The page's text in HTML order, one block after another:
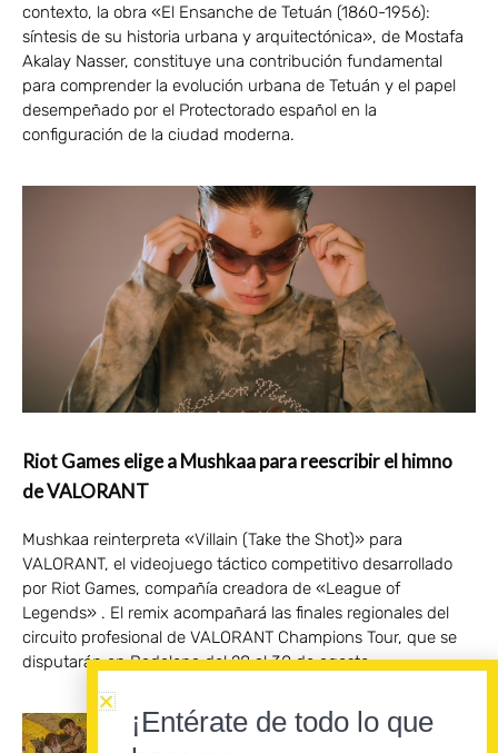
contexto, la obra «El Ensanche de Tetuán (1860-1956):
síntesis de su historia urbana y arquitectónica», de Mostafa
Akalay Nasser, constituye una contribución fundamental
para comprender la evolución urbana de Tetuán y el papel
desempeñado por el Protectorado español en la
configuración de la ciudad moderna.
Riot Games elige a Mushkaa para reescribir el himno
de VALORANT
Mushkaa reinterpreta «Villain (Take the Shot)» para
VALORANT, el videojuego táctico competitivo desarrollado
por Riot Games, compañía creadora de «League of
Legends» . El remix acompañará las finales regionales del
circuito profesional de VALORANT Champions Tour, que se
disputarán en Badalona del 28 al 30 de agosto.
¡Entérate de todo lo que